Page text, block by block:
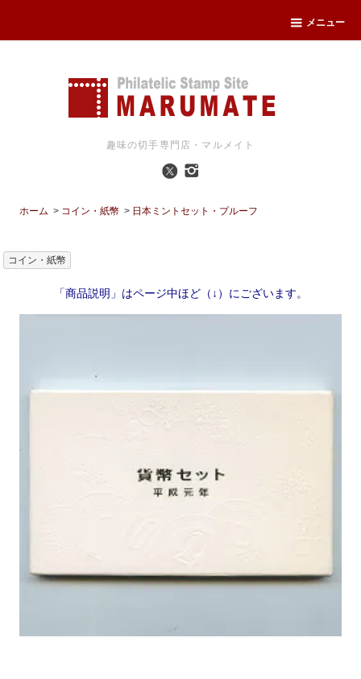
メニュー
趣味の切手専門店・マルメイト
ホーム > コイン・紙幣 > 日本ミントセット・プルーフ
コイン・紙幣
「商品説明」はページ中ほど（↓）にございます。